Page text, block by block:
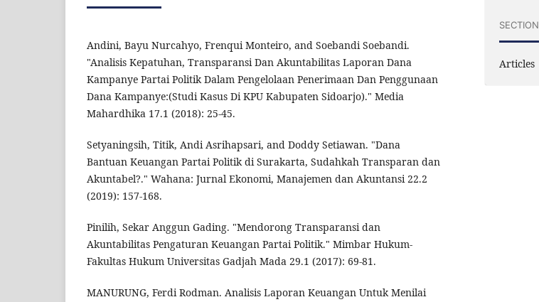
Andini, Bayu Nurcahyo, Frenqui Monteiro, and Soebandi Soebandi.
"Analisis Kepatuhan, Transparansi Dan Akuntabilitas Laporan Dana
Kampanye Partai Politik Dalam Pengelolaan Penerimaan Dan Penggunaan
Dana Kampanye:(Studi Kasus Di KPU Kabupaten Sidoarjo)." Media
Mahardhika 17.1 (2018): 25-45.
Setyaningsih, Titik, Andi Asrihapsari, and Doddy Setiawan. "Dana
Bantuan Keuangan Partai Politik di Surakarta, Sudahkah Transparan dan
Akuntabel?." Wahana: Jurnal Ekonomi, Manajemen dan Akuntansi 22.2
(2019): 157-168.
Pinilih, Sekar Anggun Gading. "Mendorong Transparansi dan
Akuntabilitas Pengaturan Keuangan Partai Politik." Mimbar Hukum-
Fakultas Hukum Universitas Gadjah Mada 29.1 (2017): 69-81.
MANURUNG, Ferdi Rodman. Analisis Laporan Keuangan Untuk Menilai
SECTION
Articles